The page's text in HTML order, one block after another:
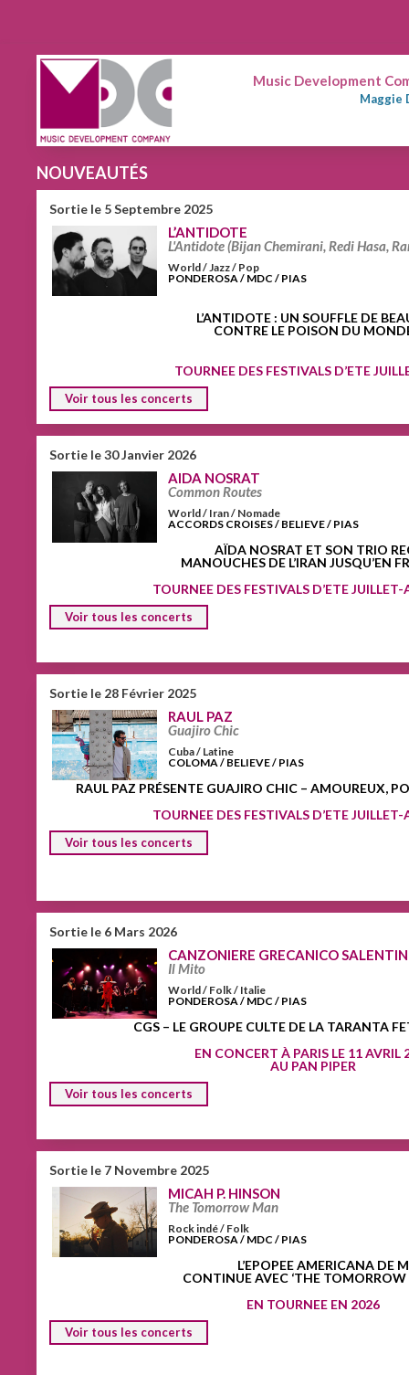
Music Development
Maggie
NOUVEAUTÉS
Sortie le 5 Septembre 2025
L’ANTIDOTE
L'Antidote (Bijan Chemirani, Redi Hasa,
World / Jazz / Pop
PONDEROSA / MDC / PIAS
L’ANTIDOTE: UN SOUFFLE DE
CONTRE LE POISON DU
TOURNEE DES FESTIVALS D’ETE
Voir tous les concerts
Sortie le 30 Janvier 2026
AIDA NOSRAT
Common Routes
World / Iran / Nomade
ACCORDS CROISES / BELIEVE / PIAS
AÏDA NOSRAT ET SON TRIO
MANOUCHES DE L’IRAN JUSQU’EN
TOURNEE DES FESTIVALS D’ETE
Voir tous les concerts
Sortie le 28 Février 2025
RAUL PAZ
Guajiro Chic
Cuba / Latine
COLOMA / BELIEVE / PIAS
RAUL PAZ PRÉSENTE GUAJIRO CHIC – AMOUREUX,
TOURNEE DES FESTIVALS D’ETE
Voir tous les concerts
Sortie le 6 Mars 2026
CANZONIERE GRECANICO
Il Mito
World / Folk / Italie
PONDEROSA / MDC / PIAS
CGS – LE GROUPE CULTE DE LA TARANTA
EN CONCERT À PARIS LE 11 AVRIL
AU PAN PIPER
Voir tous les concerts
Sortie le 7 Novembre 2025
MICAH P. HINSON
The Tomorrow Man
Rock indé / Folk
PONDEROSA / MDC / PIAS
L’EPOPEE AMERICANA DE
CONTINUE AVEC ‘THE TOMORROW
EN TOURNEE EN 2026
Voir tous les concerts